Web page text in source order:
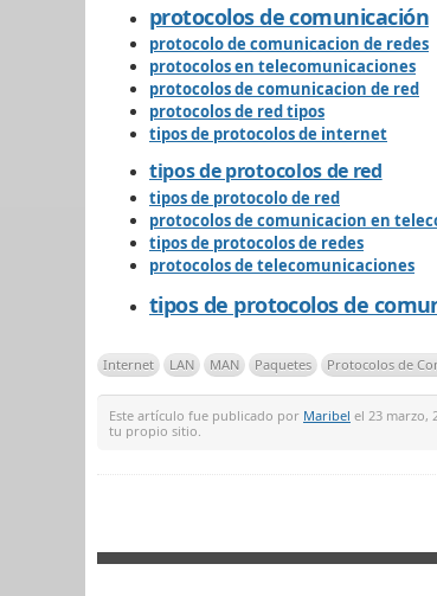
protocolos de comunicación
protocolo de comunicacion de redes
protocolos en telecomunicaciones
protocolos de comunicacion de red
protocolos de red tipos
tipos de protocolos de internet
tipos de protocolos de red
tipos de protocolo de red
protocolos de comunicacion en
tipos de protocolos de redes
protocolos de telecomunicaciones
tipos de protocolos de
Internet LAN MAN Paquetes Protocolos de
Este artículo fue publicado por Maribel el 23 marzo,
tu propio sitio.